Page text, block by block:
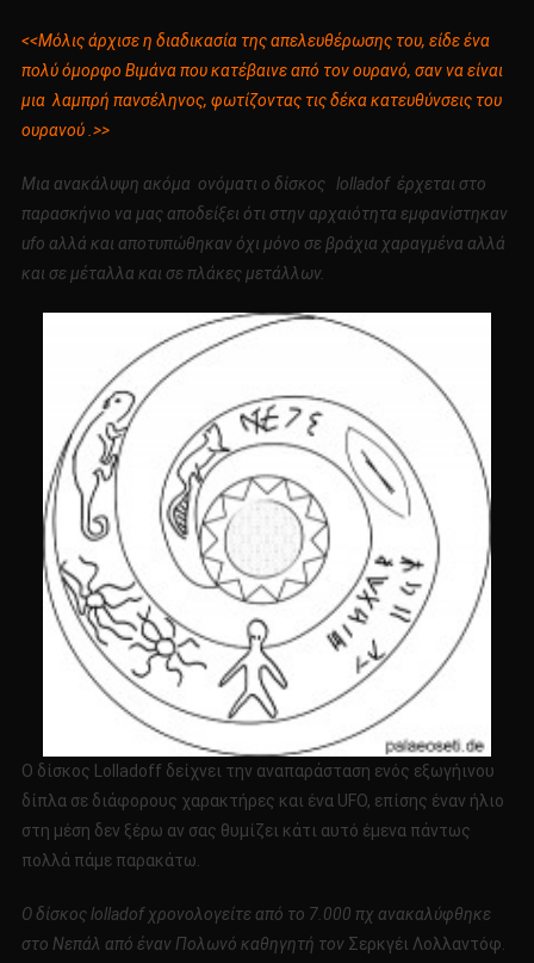
<<Μόλις άρχισε η διαδικασία της απελευθέρωσης του, είδε ένα
πολύ όμορφο Βιμάνα που κατέβαινε από τον ουρανό, σαν να είναι
μια λαμπρή πανσέληνος, φωτίζοντας τις δέκα κατευθύνσεις του
ουρανού .>>
Μια ανακάλυψη ακόμα ονόματι ο δίσκος lolladof έρχεται στο
παρασκήνιο να μας αποδείξει ότι στην αρχαιότητα εμφανίστηκαν
ufo αλλά και αποτυπώθηκαν όχι μόνο σε βράχια χαραγμένα αλλά
και σε μέταλλα και σε πλάκες μετάλλων.
Ο δίσκος Lolladoff δείχνει την αναπαράσταση ενός εξωγήινου
δίπλα σε διάφορους χαρακτήρες και ένα UFO, επίσης έναν ήλιο
στη μέση δεν ξέρω αν σας θυμίζει κάτι αυτό έμενα πάντως
πολλά πάμε παρακάτω.
Ο δίσκος lolladof χρονολογείτε από το 7.000 πχ ανακαλύφθηκε
στο Νεπάλ από έναν Πολωνό καθηγητή τον Σερκγέι Λολλαντόφ.